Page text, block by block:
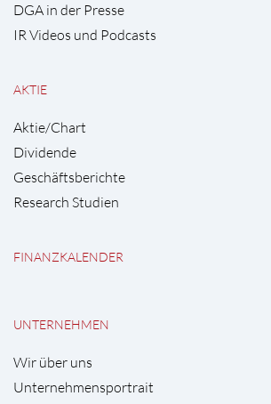
DGA in der Presse
IR Videos und Podcasts
AKTIE
Aktie/Chart
Dividende
Geschäftsberichte
Research Studien
FINANZKALENDER
UNTERNEHMEN
Wir über uns
Unternehmensportrait